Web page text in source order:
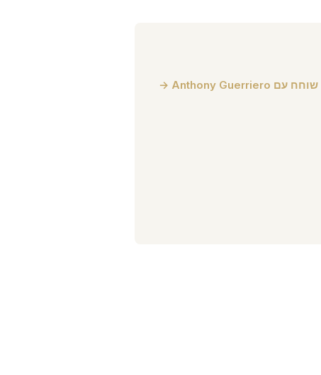
שוחח עם Anthony Guerriero →